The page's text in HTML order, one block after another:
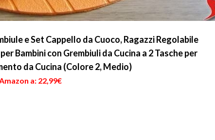
e Set Cappello da Cuoco, Ragazzi Regolabile
Bambini con Grembiuli da Cucina a 2 Tasche per
da Cucina (Colore 2, Medio)
a: 22,99€